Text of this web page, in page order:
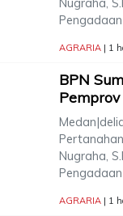
Pengadaan
AGRARIA | 1
BPN
Nugraha,
Pengadaan
AGRARIA | 1